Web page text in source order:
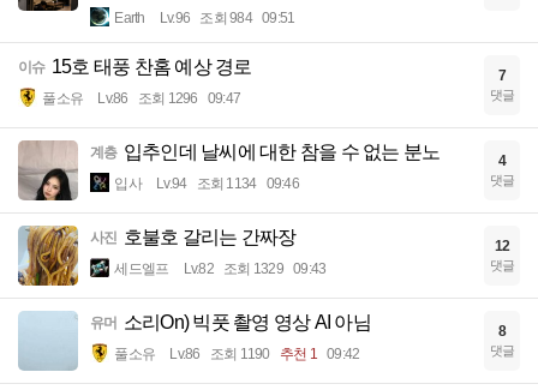
Earth Lv.96 조회 984 09:51
이슈 15호 태풍 찬홈 예상 경로
풀소유 Lv.86 조회 1296 09:47
7
댓글
계층 입추인데 날씨에 대한 참을 수 없는 분노
입사 Lv.94 조회 1134 09:46
4
댓글
사진 호불호 갈리는 간짜장
세드엘프 Lv.82 조회 1329 09:43
12
댓글
유머 소리On) 빅풋 촬영 영상 AI 아님
풀소유 Lv.86 조회 1190 추천 1 09:42
8
댓글